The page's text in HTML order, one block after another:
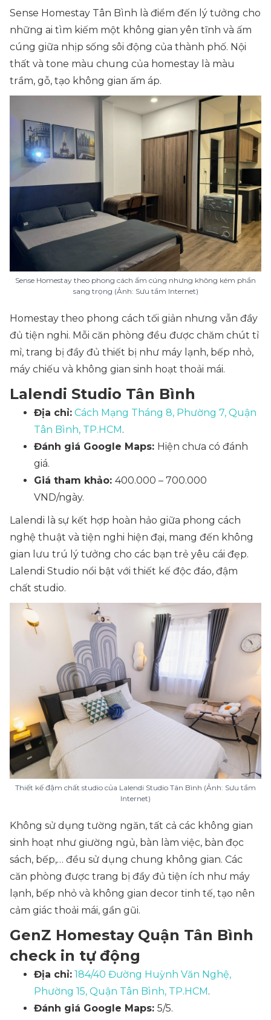
Sense Homestay Tân Bình là điểm đến lý tưởng cho
những ai tìm kiếm một không gian yên tĩnh và ấm
cúng giữa nhịp sống sôi động của thành phố. Nội
thất và tone màu chung của homestay là màu
trầm, gỗ, tạo không gian ấm áp.
Sense Homestay theo phong cách ấm cúng nhưng không kém phần
sang trọng (Ảnh: Sưu tầm Internet)
Homestay theo phong cách tối giản nhưng vẫn đầy
đủ tiện nghi. Mỗi căn phòng đều được chăm chút tỉ
mỉ, trang bị đầy đủ thiết bị như máy lạnh, bếp nhỏ,
máy chiếu và không gian sinh hoạt thoải mái.
Lalendi Studio Tân Bình
Địa chỉ: Cách Mạng Tháng 8, Phường 7, Quận
Tân Bình, TP.HCM.
Đánh giá Google Maps: Hiện chưa có đánh
giá.
Giá tham khảo: 400.000 – 700.000
VND/ngày.
Lalendi là sự kết hợp hoàn hảo giữa phong cách
nghệ thuật và tiện nghi hiện đại, mang đến không
gian lưu trú lý tưởng cho các bạn trẻ yêu cái đẹp.
Lalendi Studio nổi bật với thiết kế độc đáo, đậm
chất studio.
Thiết kế đậm chất studio của Lalendi Studio Tân Bình (Ảnh: Sưu tầm
Internet)
Không sử dụng tường ngăn, tất cả các không gian
sinh hoạt như giường ngủ, bàn làm việc, bàn đọc
sách, bếp,… đều sử dụng chung không gian. Các
căn phòng được trang bị đầy đủ tiện ích như máy
lạnh, bếp nhỏ và không gian decor tinh tế, tạo nên
cảm giác thoải mái, gần gũi.
GenZ Homestay Quận Tân Bình
check in tự động
Địa chỉ: 184/40 Đường Huỳnh Văn Nghệ,
Phường 15, Quận Tân Bình, TP.HCM.
Đánh giá Google Maps: 5/5.